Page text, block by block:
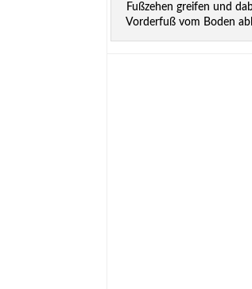
Fußzehen greifen und
Vorderfuß vom Boden